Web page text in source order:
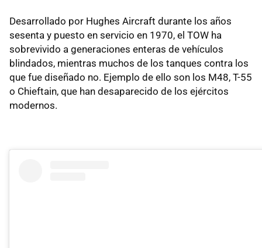
Desarrollado por Hughes Aircraft durante los años
sesenta y puesto en servicio en 1970, el TOW ha
sobrevivido a generaciones enteras de vehículos
blindados, mientras muchos de los tanques contra los
que fue diseñado no. Ejemplo de ello son los M48, T-55
o Chieftain, que han desaparecido de los ejércitos
modernos.